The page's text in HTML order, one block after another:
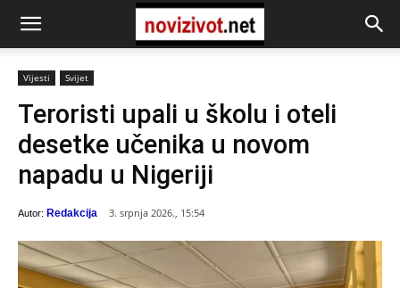
Vijesti Svijet
Teroristi upali u školu i oteli
desetke učenika u novom
napadu u Nigeriji
Autor: Redakcija 3. srpnja 2026., 15:54